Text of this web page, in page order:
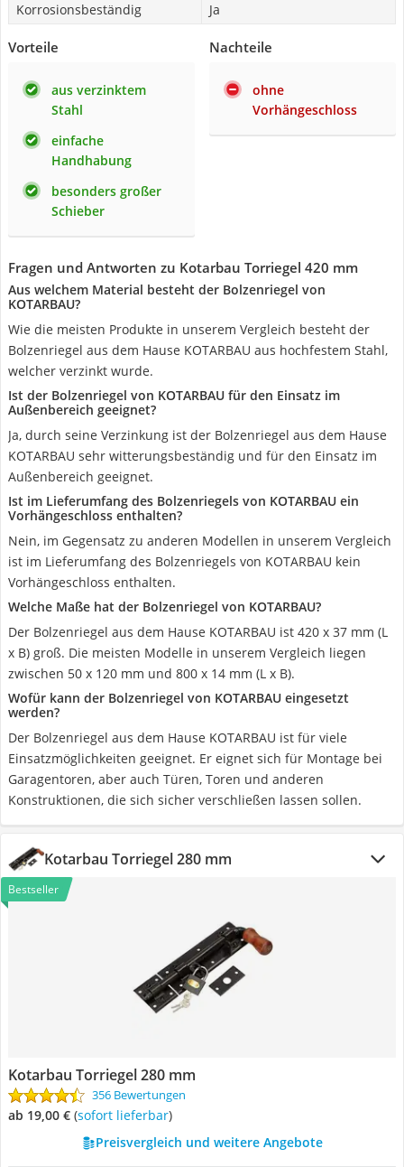
Korrosionsbeständig Ja
Vorteile
aus verzinktem
Stahl
einfache
Handhabung
besonders großer
Schieber
Nachteile
ohne
Vorhängeschloss
Fragen und Antworten zu Kotarbau Torriegel 420 mm
Aus welchem Material besteht der Bolzenriegel von
KOTARBAU?
Wie die meisten Produkte in unserem Vergleich besteht der
Bolzenriegel aus dem Hause KOTARBAU aus hochfestem Stahl,
welcher verzinkt wurde.
Ist der Bolzenriegel von KOTARBAU für den Einsatz im
Außenbereich geeignet?
Ja, durch seine Verzinkung ist der Bolzenriegel aus dem Hause
KOTARBAU sehr witterungsbeständig und für den Einsatz im
Außenbereich geeignet.
Ist im Lieferumfang des Bolzenriegels von KOTARBAU ein
Vorhängeschloss enthalten?
Nein, im Gegensatz zu anderen Modellen in unserem Vergleich
ist im Lieferumfang des Bolzenriegels von KOTARBAU kein
Vorhängeschloss enthalten.
Welche Maße hat der Bolzenriegel von KOTARBAU?
Der Bolzenriegel aus dem Hause KOTARBAU ist 420 x 37 mm (L
x B) groß. Die meisten Modelle in unserem Vergleich liegen
zwischen 50 x 120 mm und 800 x 14 mm (L x B).
Wofür kann der Bolzenriegel von KOTARBAU eingesetzt
werden?
Der Bolzenriegel aus dem Hause KOTARBAU ist für viele
Einsatzmöglichkeiten geeignet. Er eignet sich für Montage bei
Garagentoren, aber auch Türen, Toren und anderen
Konstruktionen, die sich sicher verschließen lassen sollen.
Kotarbau Torriegel 280 mm
Bestseller
Kotarbau Torriegel 280 mm
356 Bewertungen
ab 19,00 € ( Sofort lieferbar)
Preisvergleich und weitere Angebote